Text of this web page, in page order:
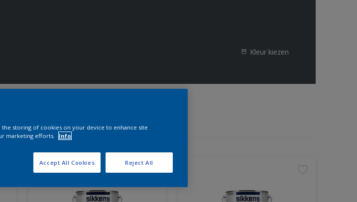
Kleur kiezen
the storing of cookies on your device to enhance site
marketing efforts.
Info
Reject All
Accept All Cookies